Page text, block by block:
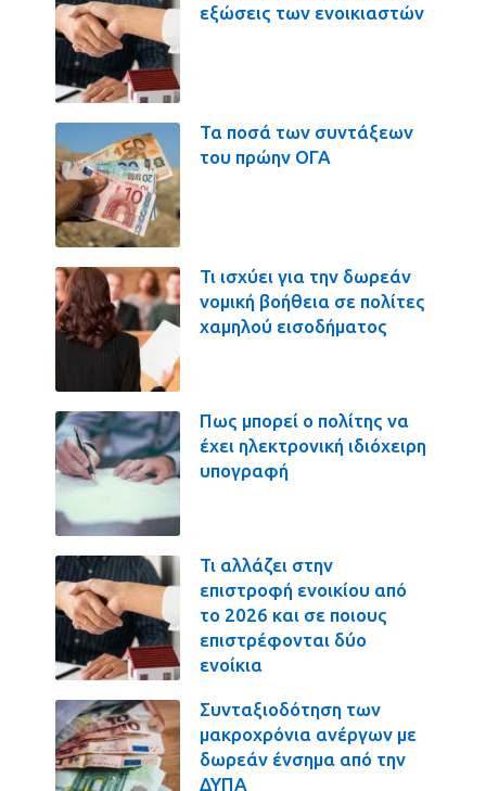
εξώσεις των ενοικιαστών
Τα ποσά των συντάξεων
του πρώην ΟΓΑ
Τι ισχύει για την δωρεάν
νομική βοήθεια σε πολίτες
χαμηλού εισοδήματος
Πως μπορεί ο πολίτης να
έχει ηλεκτρονική ιδιόχειρη
υπογραφή
Τι αλλάζει στην
επιστροφή ενοικίου από
το 2026 και σε ποιους
επιστρέφονται δύο
ενοίκια
Συνταξιοδότηση των
μακροχρόνια ανέργων με
δωρεάν ένσημα από την
ΔΥΠΑ